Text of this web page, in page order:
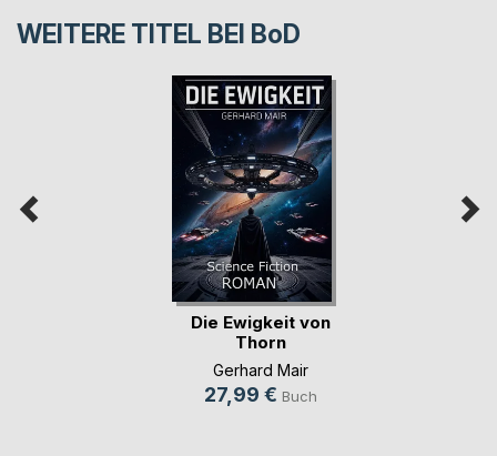
WEITERE TITEL BEI BoD
Die Ewigkeit von
Thorn
Gerhard Mair
27,99 € Buch